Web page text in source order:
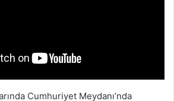
Cumhuriyet Meydanı’nda